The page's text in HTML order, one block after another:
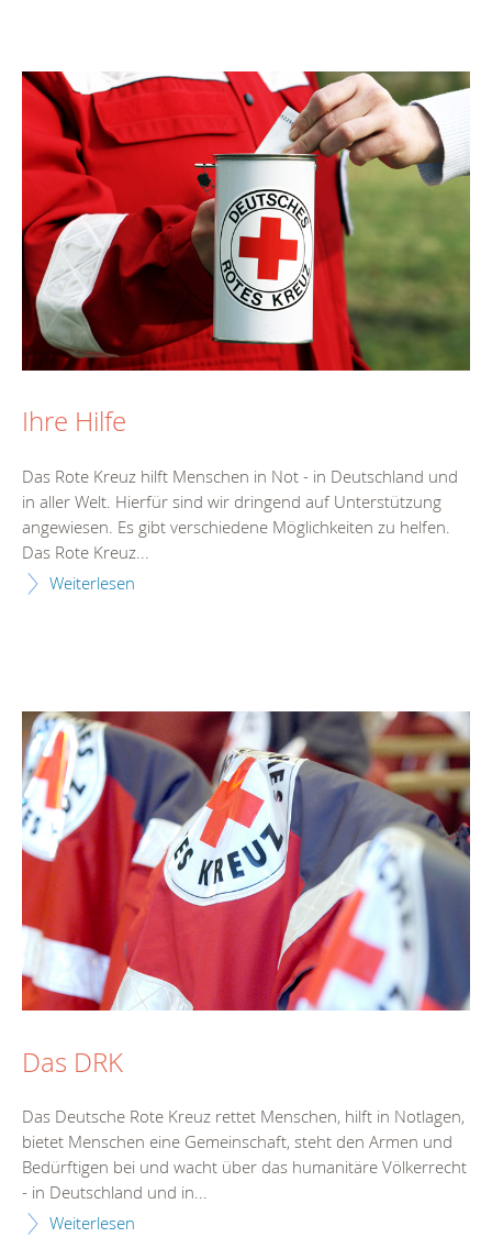
Ihre Hilfe
Das Rote Kreuz hilft Menschen in Not - in Deutschland und
in aller Welt. Hierfür sind wir dringend auf Unterstützung
angewiesen. Es gibt verschiedene Möglichkeiten zu helfen.
Das Rote Kreuz...
Weiterlesen
Das DRK
Das Deutsche Rote Kreuz rettet Menschen, hilft in Notlagen,
bietet Menschen eine Gemeinschaft, steht den Armen und
Bedürftigen bei und wacht über das humanitäre Völkerrecht
- in Deutschland und in...
Weiterlesen